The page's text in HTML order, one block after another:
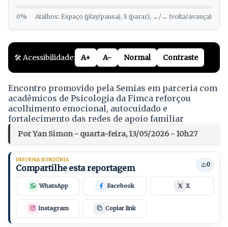
0% Atalhos: Espaço (play/pausa), S (parar), ←/→ (volta/avança)
🛠️ Acessibilidade: A+ A- Normal Contraste
Encontro promovido pela Semias em parceria com
acadêmicos de Psicologia da Fimca reforçou
acolhimento emocional, autocuidado e
fortalecimento das redes de apoio familiar
Por Yan Simon - quarta-feira, 13/05/2026 - 10h27
INFORMA RONDÔNIA
Compartilhe esta reportagem 0
WhatsApp Facebook X
Instagram Copiar link